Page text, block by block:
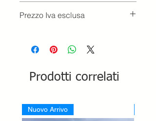
Prezzo Iva esclusa
Prodotti correlati
Nuovo Arrivo